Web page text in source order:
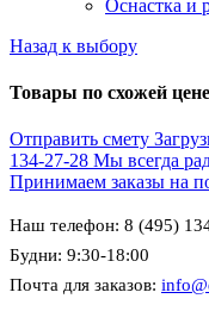
Оснастка и
Назад к выбору
Товары по схожей цене
Отправить смету
134-27-28 Мы всегда
Принимаем заказы на
Наш телефон: 8 (495)
Будни: 9:30-18:00
Почта для заказов: